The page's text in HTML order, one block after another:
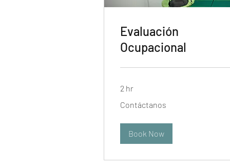
Evaluación
Ocupacional
2 hr
Contáctanos
Book Now